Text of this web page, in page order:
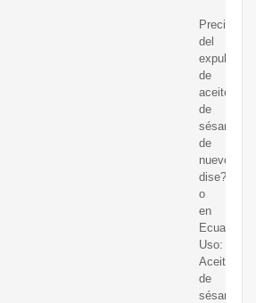
Precio
del
expulsor
de
aceite
de
sésamo
de
nuevo
dise?
o
en
Ecuador
Uso:
Aceite
de
sésamo